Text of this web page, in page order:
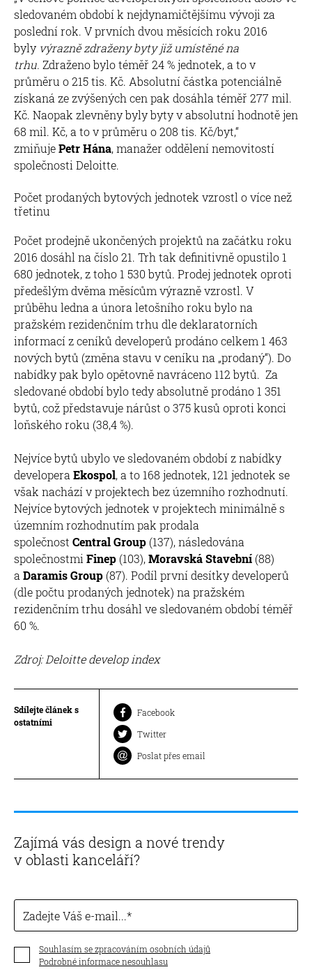
sledovaném období k nejdynamičtějšímu vývoji za
poslední rok. V prvních dvou měsících roku 2016
byly výrazně zdraženy byty již umístěné na
trhu. Zdraženo bylo téměř 24 % jednotek, a to v
průměru o 215 tis. Kč. Absolutní částka potenciálně
získaná ze zvýšených cen pak dosáhla téměř 277 mil.
Kč. Naopak zlevněny byly byty v absolutní hodnotě jen
68 mil. Kč, a to v průměru o 208 tis. Kč/byt,“
zmiňujePetr Hána, manažer oddělení nemovitostí
společnosti Deloitte.
Počet prodaných bytových jednotek vzrostl o více než
třetinu
Počet prodejně ukončených projektů na začátku roku
2016 dosáhl na číslo 21. Trh tak definitivně opustilo 1
680 jednotek, z toho 1 530 bytů. Prodej jednotek oproti
předešlým dvěma měsícům výrazně vzrostl. V
průběhu ledna a února letošního roku bylo na
pražském rezidenčním trhu dle deklaratorních
informací z ceníků developerů prodáno celkem 1 463
nových bytů (změna stavu v ceníku na „prodaný“). Do
nabídky pak bylo opětovně navráceno 112 bytů. Za
sledované období bylo tedy absolutně prodáno 1 351
bytů, což představuje nárůst o 375 kusů oproti konci
loňského roku (38,4 %).
Nejvíce bytů ubylo ve sledovaném období z nabídky
developera Ekospol, a to 168 jednotek, 121 jednotek se
však nachází v projektech bez územního rozhodnutí.
Nejvíce bytových jednotek v projektech minimálně s
územním rozhodnutím pak prodala
společnost Central Group(137), následována
společnostmi Finep(103),Moravská Stavební(88)
a Daramis Group(87). Podíl první desítky developerů
(dle počtu prodaných jednotek) na pražském
rezidenčním trhu dosáhl ve sledovaném období téměř
60 %.
Zdroj: Deloitte develop index
Sdílejte článek s
ostatními
Facebook
Twitter
Poslat přes email
Zajímá vás design a nové trendy
v oblasti kanceláří?
Zadejte Váš e-mail...
Souhlasím se zpracováním osobních údajů
Podrobné informace nesouhlasu